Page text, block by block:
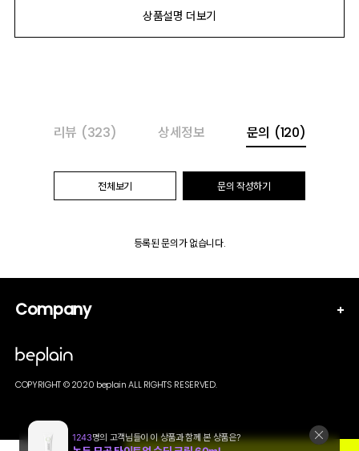
리뷰 (323) 상세정보 문의 (120)
전체보기 문의 작성하기
등록된 문의가 없습니다.
Company
COPYRIGHT © 2020 beplain ALL RIGHTS RESERVED.